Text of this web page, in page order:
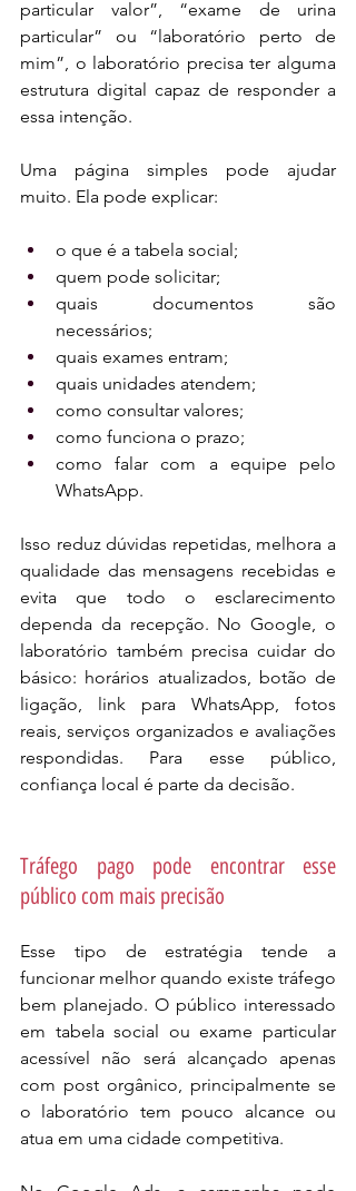
particular valor”, “exame de urina
particular” ou “laboratório perto de
mim”, o laboratório precisa ter alguma
estrutura digital capaz de responder a
essa intenção.
Uma página simples pode ajudar
muito. Ela pode explicar:
o que é a tabela social;
quem pode solicitar;
quais documentos são
necessários;
quais exames entram;
quais unidades atendem;
como consultar valores;
como funciona o prazo;
como falar com a equipe pelo
WhatsApp.
Isso reduz dúvidas repetidas, melhora a
qualidade das mensagens recebidas e
evita que todo o esclarecimento
dependa da recepção. No Google, o
laboratório também precisa cuidar do
básico: horários atualizados, botão de
ligação, link para WhatsApp, fotos
reais, serviços organizados e avaliações
respondidas. Para esse público,
confiança local é parte da decisão.
Tráfego pago pode encontrar esse
público com mais precisão
Esse tipo de estratégia tende a
funcionar melhor quando existe tráfego
bem planejado. O público interessado
em tabela social ou exame particular
acessível não será alcançado apenas
com post orgânico, principalmente se
o laboratório tem pouco alcance ou
atua em uma cidade competitiva.